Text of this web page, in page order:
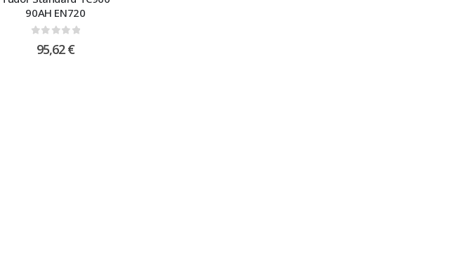
90AH EN720
95,62€